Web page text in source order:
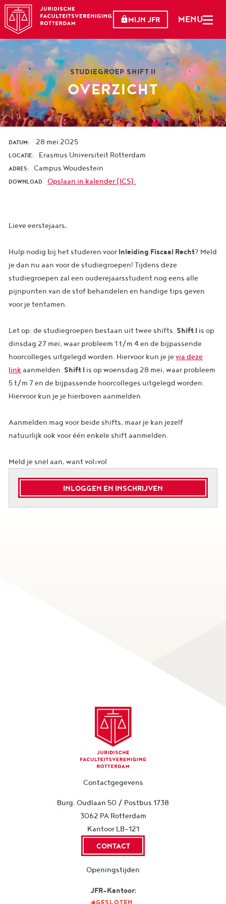
MIJN JFR MENU
OVERZICHT
STUDIEGROEP SHIFT II
DATUM: 28 mei 2025
LOCATIE: Erasmus Universiteit Rotterdam
ADRES: Campus Woudestein
DOWNLOAD Opslaan in kalender (ICS).
Lieve eerstejaars,
Hulp nodig bij het studeren voor Inleiding Fiscaal Recht? Meld
je dan nu aan voor de studiegroepen! Tijdens deze
studiegroepen zal een ouderejaarsstudent nog eens alle
pijnpunten van de stof behandelen en handige tips geven
voor je tentamen.
Let op: de studiegroepen bestaan uit twee shifts. Shift I is op
dinsdag 27 mei, waar probleem 1 t/m 4 en de bijpassende
hoorcolleges uitgelegd worden. Hiervoor kun je jevia deze
link aanmelden. Shift I is op woensdag 28 mei, waar probleem
5 t/m 7 en de bijpassende hoorcolleges uitgelegd worden.
Hiervoor kun je je hierboven aanmelden.
Aanmelden mag voor beide shifts, maar je kan jezelf
natuurlijk ook voor één enkele shift aanmelden.
Meld je snel aan, want vol=vol
INLOGGEN EN INSCHRIJVEN
Contactgegevens
Burg. Oudlaan 50 / Postbus 1738
3062 PA Rotterdam
Kantoor LB-121
CONTACT
Openingstijden
JFR-Kantoor:
GESLOTEN